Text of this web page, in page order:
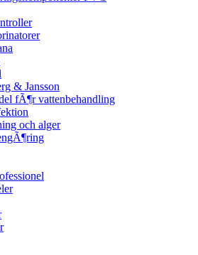
& Jansson
fÃ¶r vattenbehandling
och alger